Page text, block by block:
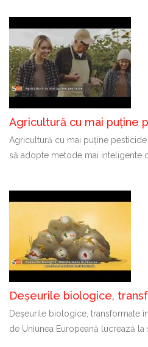
Agricultură cu mai puține
Agricultură cu mai puține
să adopte metode mai inteligente
Deșeurile biologice,
Deșeurile biologice, transformate
de Uniunea Europeană lucrează